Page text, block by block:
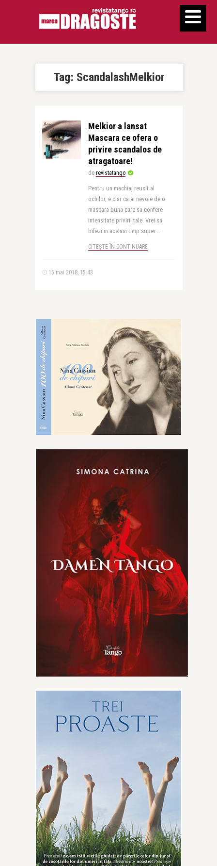
Tag: ScandalashMelkior
Melkior a lansat
Mascara ce ofera o
privire scandalos de
atragatoare!
de revistatango
Pentru un machiaj reusit al
ochilor, e clar ca ai nevoie de o
mascara buna care sa confere
intensitate privirii tale. Vrei sa
bifezi in acelasi timp super ..
CITEȘTE ÎN CONTINUARE
15 mai 2018, 15:43